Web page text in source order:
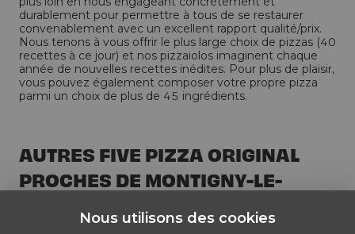
durablement pour permettre à tous de se restaurer
convenablement avec un excellent rapport qualité/prix.
Nous tenons à vous offrir le plus large choix de pizzas (40
recettes à ce jour) et nos pizzaiolos imaginent chaque
année de nouvelles recettes inédites. Pour plus de plaisir,
vous pouvez également composer votre propre pizza
parmi un choix de plus de 45 ingrédients.
AUTRES FIVE PIZZA ORIGINAL
PROCHES DE MONTIGNY-LE-
BRETONNEUX
Nous utilisons des cookies